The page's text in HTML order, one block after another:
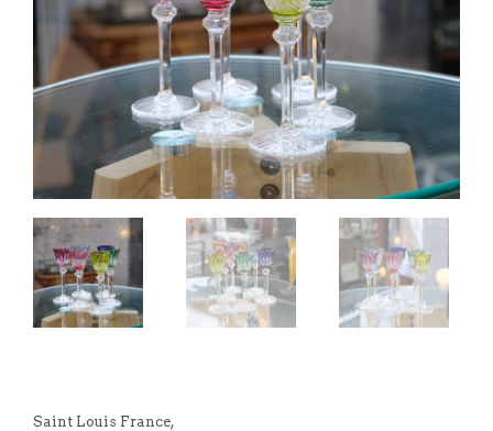
Saint Louis France,